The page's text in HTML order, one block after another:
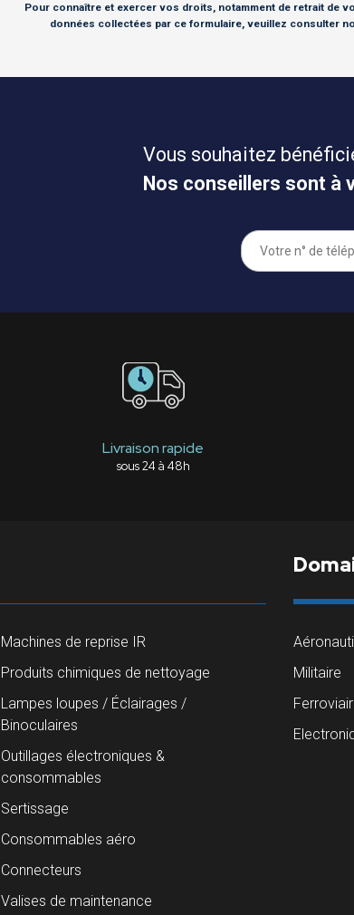
Pour connaître et exercer vos droits, notamment de retrait de
données collectées par ce formulaire, veuillez consulter
Vous souhaitez
Nos conseillers sont à
Livraison rapide
sous 24 à 48h
Machines de reprise IR
Produits chimiques de nettoyage
Lampes loupes / Éclairages /
Binoculaires
Outillages électroniques &
consommables
Sertissage
Consommables aéro
Connecteurs
Valises de maintenance
Militaire